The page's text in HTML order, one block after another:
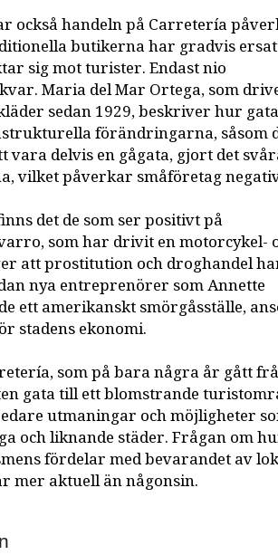
också handeln på Carretería
butikerna har gradvis
sig mot turister. Endast nio
Maria del Mar Ortega, som
sedan 1929, beskriver hur
förändringarna, såsom
vara delvis en gågata, gjort det
vilket påverkar småföretag
det de som ser positivt på
som har drivit en motorcykel-
att prostitution och droghandel
nya entreprenörer som Annette
ett amerikanskt smörgåsställe,
stadens ekonomi.
som på bara några år gått
gata till ett blomstrande
utmaningar och möjligheter
och liknande städer. Frågan om
fördelar med bevarandet av
mer aktuell än någonsin.